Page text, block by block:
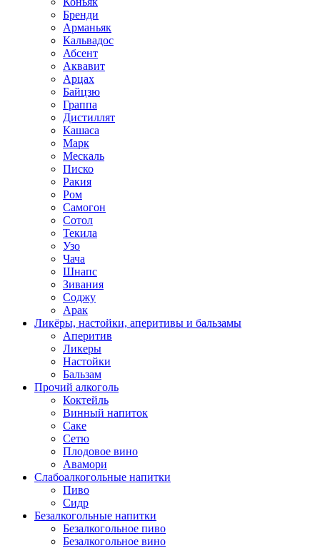
Бренди
Арманьяк
Кальвадос
Абсент
Аквавит
Арцах
Байцзю
Граппа
Дистиллят
Кашаса
Марк
Мескаль
Писко
Ракия
Ром
Самогон
Сотол
Текила
Узо
Чача
Шнапс
Зивания
Соджу
Арак
Ликёры, настойки, аперитивы и бальзамы
Аперитив
Ликеры
Настойки
Бальзам
Прочий алкоголь
Коктейль
Винный напиток
Саке
Сетю
Плодовое вино
Авамори
Слабоалкогольные напитки
Пиво
Сидр
Безалкогольные напитки
Безалкогольное пиво
Безалкогольное вино